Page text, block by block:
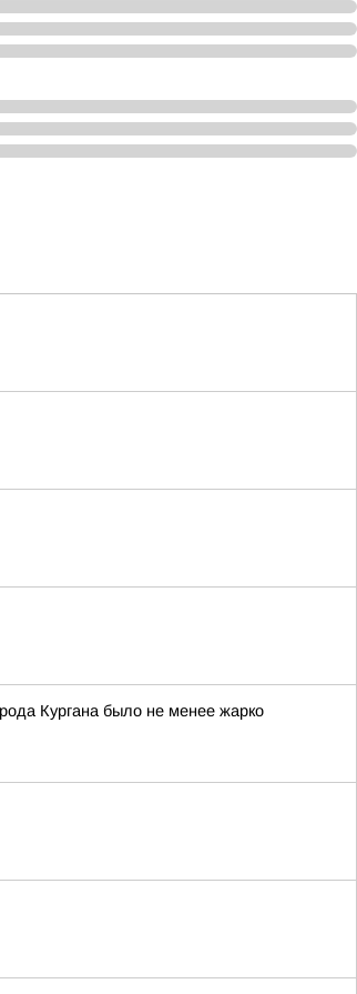
Кургана было не менее жарко